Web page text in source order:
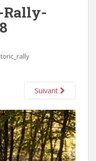
Rally-
Suivant